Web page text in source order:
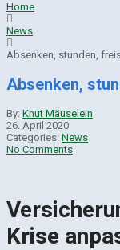
Home
News
Absenken, stunden,
Absenken,
By: Knut Mäuselein
26. April 2020
Categories: News
No Comments
Krise